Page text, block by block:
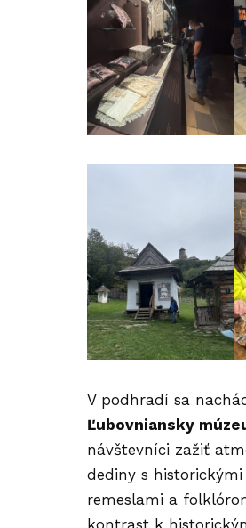
V podhradí sa
Ľubovniansky
návštevníci zažiť
dediny s
remeslami a